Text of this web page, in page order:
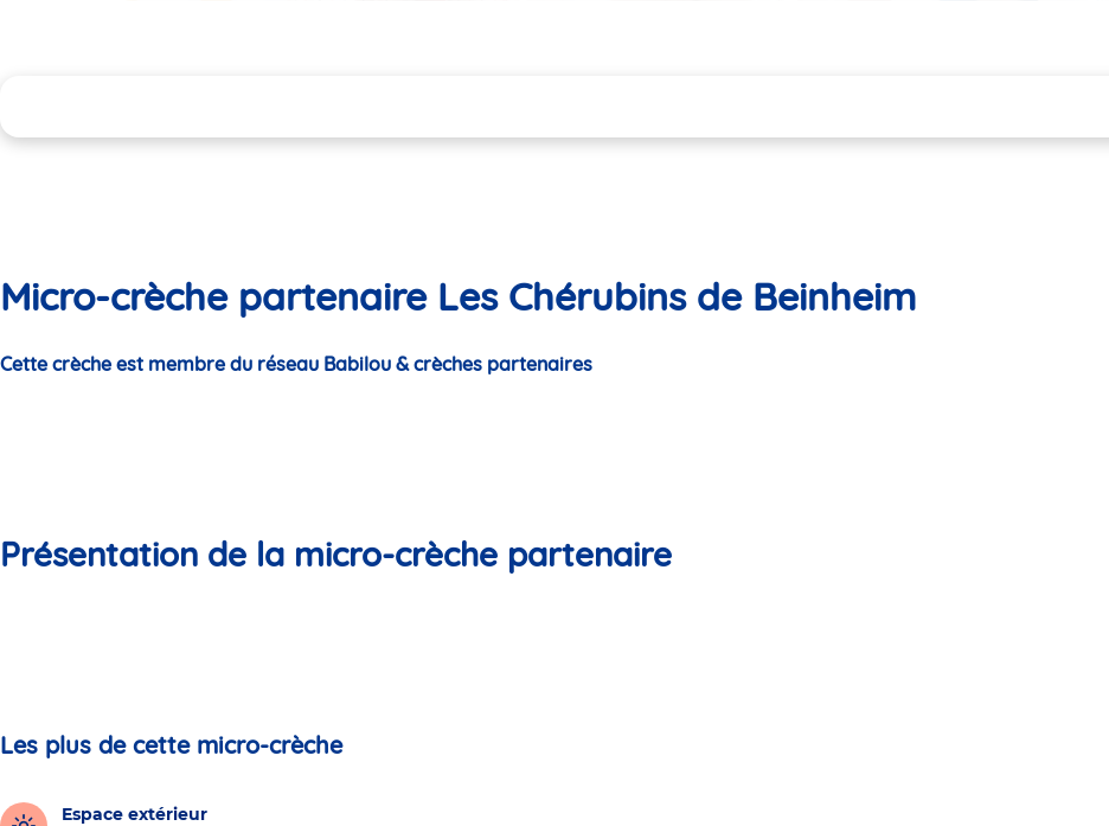
Micro-crèche partenaire Les Chérubins de Beinheim
Cette crèche est membre du réseau Babilou & crèches partenaires
Présentation de la micro-crèche partenaire
Les plus de cette micro-crèche
Espace extérieur